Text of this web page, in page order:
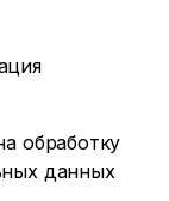
обработку
данных